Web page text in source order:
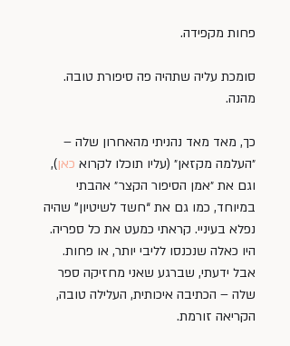
פחות מקפידה.
סומכת עליה שתהיה פה סיפורת טובה.
מהנה.
כך, מאד מאד נהניתי מהאחרון שלה –
״העלמה מקזאן״ (עליו תוכלו לקרוא כאן),
וגם את ״אמן הסיפור הקצר״ אהבתי
במיוחד, כמו גם את “חשד לשיטיון” שהיה
נפלא בעיניי. קראתי כמעט את כל ספריה.
היו כאלה שנכנסו לליבי יותר, או פחות.
אבל ידעתי, שברגע שאני מחזיקה ספר
שלה – הכתיבה איכותית, העלילה טובה,
הקריאה זורמת.